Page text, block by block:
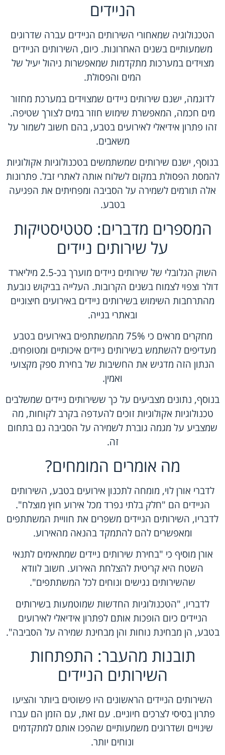
הניידים
הטכנולוגיה שמאחורי השירותים הניידים עברה שדרוגים
משמעותיים בשנים האחרונות. כיום, השירותים הניידים
מצוידים במערכות מתקדמות שמאפשרות ניהול יעיל של
המים והפסולת.
לדוגמה, ישנם שירותים ניידים שמצוידים במערכת מחזור
מים חכמה, המאפשרת שימוש חוזר במים לצורך שטיפה.
זהו פתרון אידיאלי לאירועים בטבע, בהם חשוב לשמור על
משאבים.
בנוסף, ישנם שירותים שמשתמשים בטכנולוגיות אקולוגיות
להמסת הפסולת במקום לשלוח אותה לאתרי זבל. פתרונות
אלה תורמים לשמירה על הסביבה ומפחיתים את הפגיעה
בטבע.
המספרים מדברים: סטטיסטיקות
על שירותים ניידים
השוק הגלובלי של שירותים ניידים מוערך בכ-2.5 מיליארד
דולר וצפוי לצמוח בשנים הקרובות. העלייה בביקוש נובעת
מהתרחבות השימוש בשירותים ניידים באירועים חיצוניים
ובאתרי בנייה.
מחקרים מראים כי 75% מהמשתתפים באירועים בטבע
מעדיפים להשתמש בשירותים ניידים איכותיים ומטופחים.
הנתון הזה מדגיש את החשיבות של בחירת ספק מקצועי
ואמין.
בנוסף, נתונים מצביעים על כך ששירותים ניידים שמשלבים
טכנולוגיות אקולוגיות זוכים להעדפה בקרב לקוחות, מה
שמצביע על מגמה גוברת לשמירה על הסביבה גם בתחום
זה.
מה אומרים המומחים?
לדברי אורן לוי, מומחה לתכנון אירועים בטבע, השירותים
הניידים הם "חלק בלתי נפרד מכל אירוע חוץ מוצלח".
לדבריו, השירותים הניידים משפרים את חוויית המשתתפים
ומאפשרים להם להתמקד בהנאה מהאירוע.
אורן מוסיף כי "בחירת שירותים ניידים שמתאימים לתנאי
השטח היא קריטית להצלחת האירוע. חשוב לוודא
שהשירותים נגישים ונוחים לכל המשתתפים".
לדבריו, "הטכנולוגיות החדשות שמוטמעות בשירותים
הניידים כיום הופכות אותם לפתרון אידיאלי לאירועים
בטבע, הן מבחינת נוחות והן מבחינת שמירה על הסביבה".
תובנות מהעבר: התפתחות
השירותים הניידים
השירותים הניידים הראשונים היו פשוטים ביותר והציעו
פתרון בסיסי לצרכים חיוניים. עם זאת, עם הזמן הם עברו
שינויים ושדרוגים משמעותיים שהפכו אותם למתקדמים
ונוחים יותר.